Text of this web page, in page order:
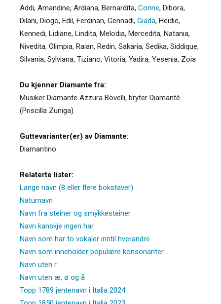
Addi, Amandine, Ardiana, Bernardita, Corine, Dibora,
Dilani, Diogo, Edil, Ferdinan, Gennadi, Giada, Heidie,
Kennedi, Lidiane, Lindita, Melodia, Mercedita, Natania,
Nivedita, Olimpia, Raian, Redin, Sakaria, Sedika, Siddique,
Silvania, Sylviana, Tiziano, Vitoria, Yadira, Yesenia, Zoia
Du kjenner Diamante fra:
Musiker Diamante Azzura Bovelli, bryter Diamanté
(Priscilla Zuniga)
Guttevarianter(er) av Diamante:
Diamantino
Relaterte lister:
Lange navn (8 eller flere bokstaver)
Naturnavn
Navn fra steiner og smykkesteiner
Navn kanskje ingen har
Navn som har to vokaler inntil hverandre
Navn som inneholder populære konsonanter
Navn uten r
Navn uten æ, ø og å
Topp 1789 jentenavn i Italia 2024